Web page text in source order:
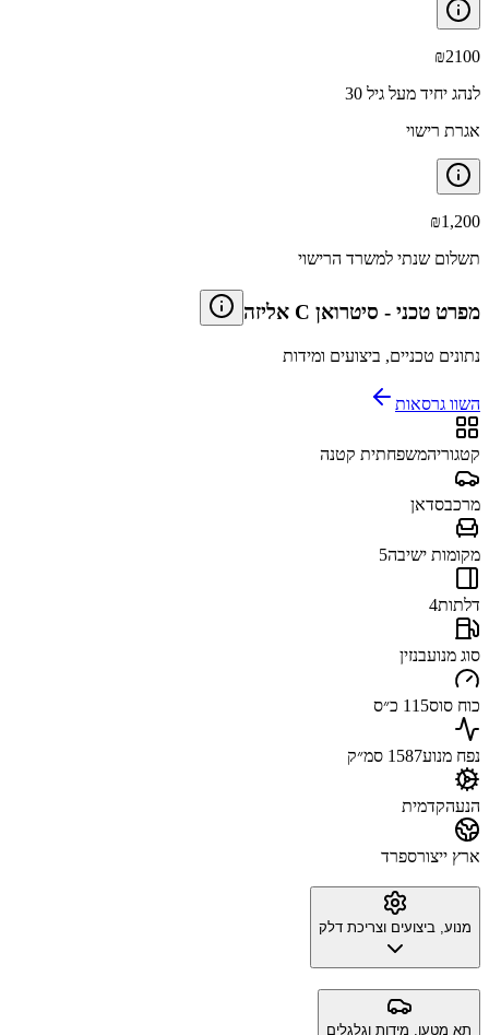
₪2100
לנהג יחיד מעל גיל 30
אגרת רישוי
₪1,200
תשלום שנתי למשרד הרישוי
מפרט טכני - סיטרואן C אליזה
נתונים טכניים, ביצועים ומידות
השוו גרסאות
קטגוריהמשפחתית קטנה
מרכבסדאן
מקומות ישיבה5
דלתות4
סוג מנועבנזין
כוח סוס115 כ״ס
נפח מנוע1587 סמ״ק
הנעהקדמית
ארץ ייצורספרד
מנוע, ביצועים וצריכת דלק
תא מטען, מידות וגלגלים